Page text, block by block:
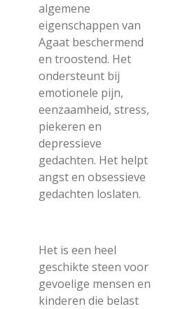
algemene
eigenschappen van
Agaat beschermend
en troostend. Het
ondersteunt bij
emotionele pijn,
eenzaamheid, stress,
piekeren en
depressieve
gedachten. Het helpt
angst en obsessieve
gedachten loslaten.
Het is een heel
geschikte steen voor
gevoelige mensen en
kinderen die belast